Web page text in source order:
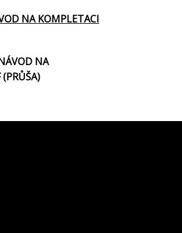
NA KOMPLETACI
NA